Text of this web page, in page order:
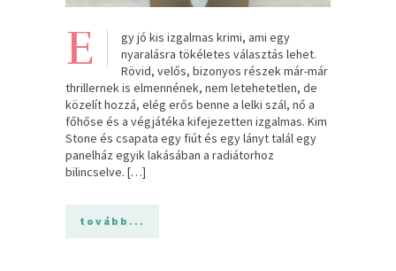
E
gy jó kis izgalmas krimi, ami egy
nyaralásra tökéletes választás lehet.
Rövid, velős, bizonyos részek már-már
thrillernek is elmennének, nem letehetetlen, de
közelít hozzá, elég erős benne a lelki szál, nő a
főhőse és a végjátéka kifejezetten izgalmas. Kim
Stone és csapata egy fiút és egy lányt talál egy
panelház egyik lakásában a radiátorhoz
bilincselve. […]
tovább...